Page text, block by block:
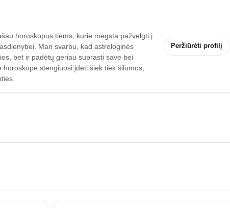
horoskopus tiems, kurie mėgsta pažvelgti į
Man svarbu, kad astrologinės
bet ir padėtų geriau suprasti save bei
horoskope stengiuosi įdėti šiek tiek šilumos,
Peržiūrėti profilį